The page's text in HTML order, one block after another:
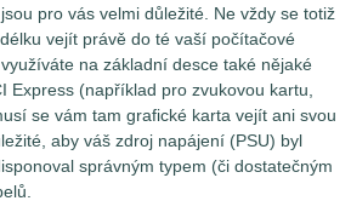
pro vás velmi důležité. Ne vždy se totiž
vejít právě do té vaší počítačové
na základní desce také nějaké
Express (například pro zvukovou kartu,
se vám tam grafické karta vejít ani svou
aby váš zdroj napájení (PSU) byl
správným typem (či dostatečným